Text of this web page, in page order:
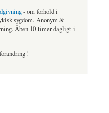
- om forhold i
sygdom. Anonym &
Åben 10 timer dagligt i
!